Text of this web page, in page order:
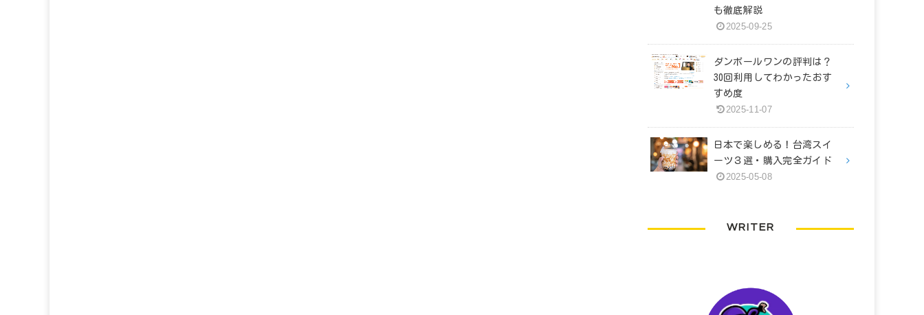
も徹底解説
2025-09-25
ダンボールワンの評判は？
30回利用してわかったおす
すめ度
2025-11-07
日本で楽しめる！台湾スイ
ーツ３選・購入完全ガイド
2025-05-08
WRITER